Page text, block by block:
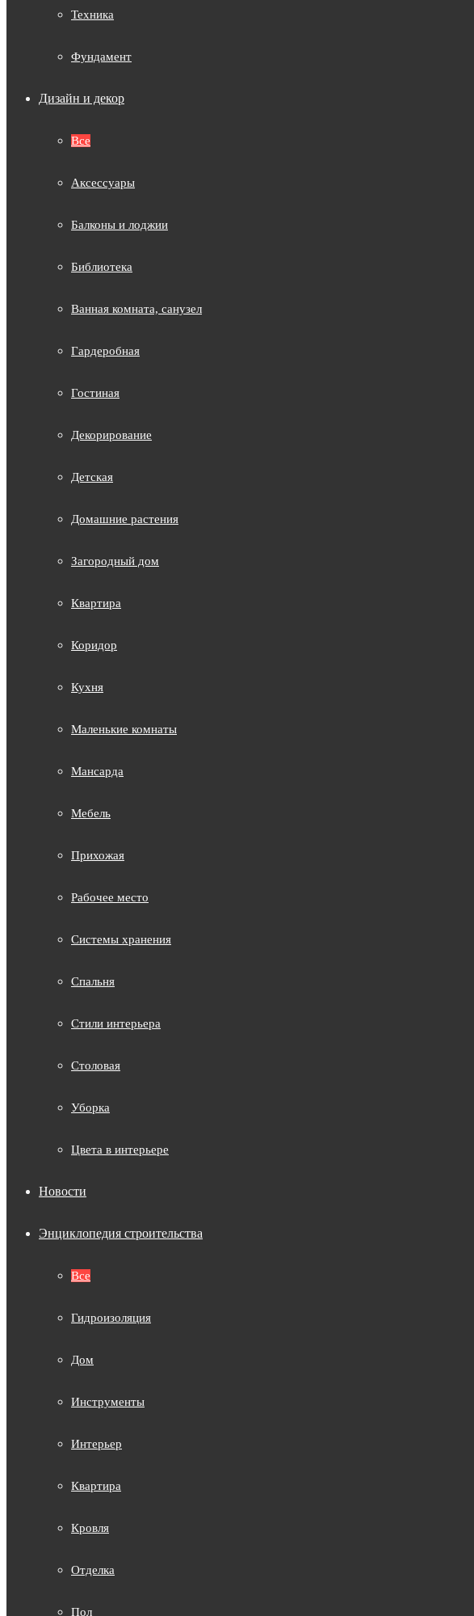
Техника
Фундамент
Дизайн и декор
Все
Аксессуары
Балконы и лоджии
Библиотека
Ванная комната, санузел
Гардеробная
Гостиная
Декорирование
Детская
Домашние растения
Загородный дом
Квартира
Коридор
Кухня
Маленькие комнаты
Мансарда
Мебель
Прихожая
Рабочее место
Системы хранения
Спальня
Стили интерьера
Столовая
Уборка
Цвета в интерьере
Новости
Энциклопедия строительства
Все
Гидроизоляция
Дом
Инструменты
Интерьер
Квартира
Кровля
Отделка
Пол